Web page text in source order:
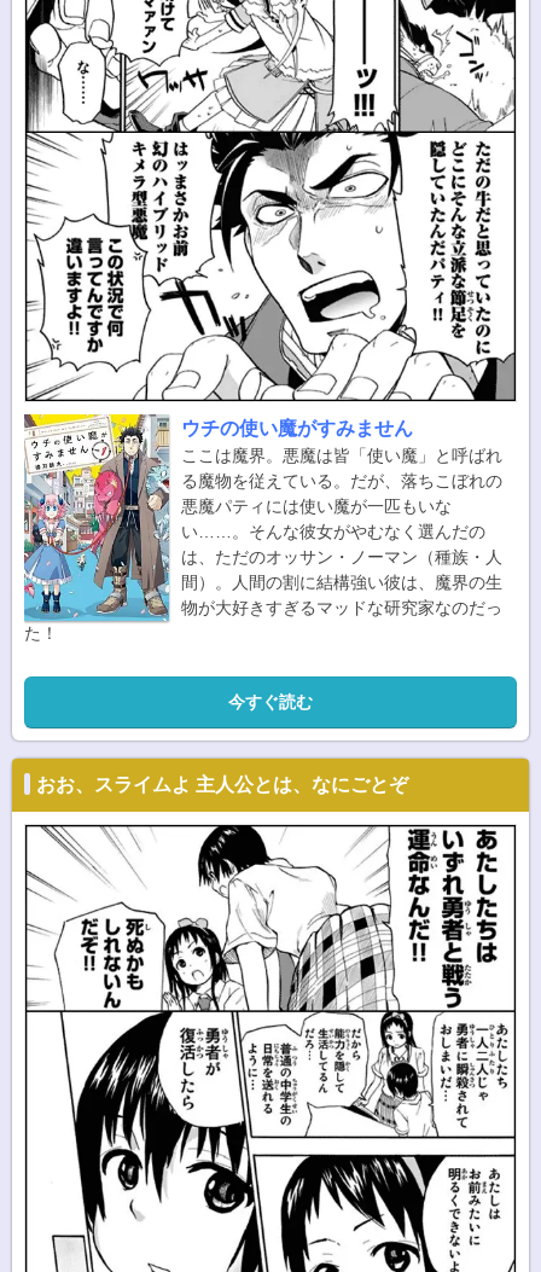
ウチの使い魔がすみません
ここは魔界。悪魔は皆「使い魔」と呼ばれ
る魔物を従えている。だが、落ちこぼれの
悪魔パティには使い魔が一匹もいな
い……。そんな彼女がやむなく選んだの
は、ただのオッサン・ノーマン（種族・人
間）。人間の割に結構強い彼は、魔界の生
物が大好きすぎるマッドな研究家なのだっ
た！
今すぐ読む
おお、スライムよ 主人公とは、なにごとぞ